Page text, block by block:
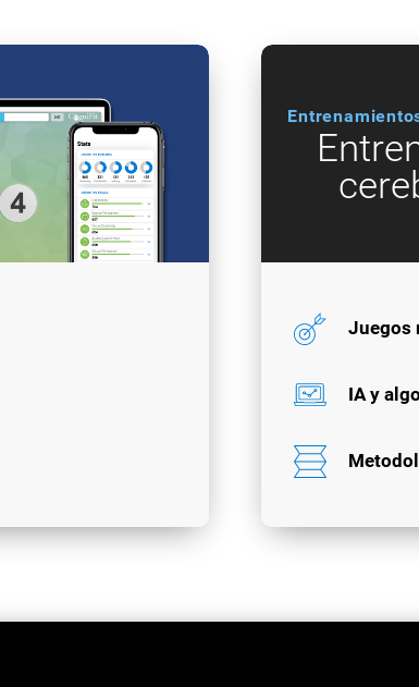
Juegos
IA y